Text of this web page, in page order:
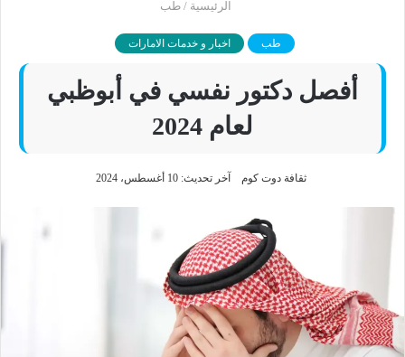
الرئيسية / طب
طب اخبار و خدمات الامارات
أفصل دكتور نفسي في أبوظبي
لعام 2024
ثقافة دوت كوم آخر تحديث: 10 أغسطس، 2024